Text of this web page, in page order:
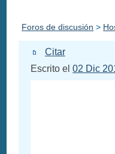
Foros de discusión >
Citar
Escrito el02 Dic